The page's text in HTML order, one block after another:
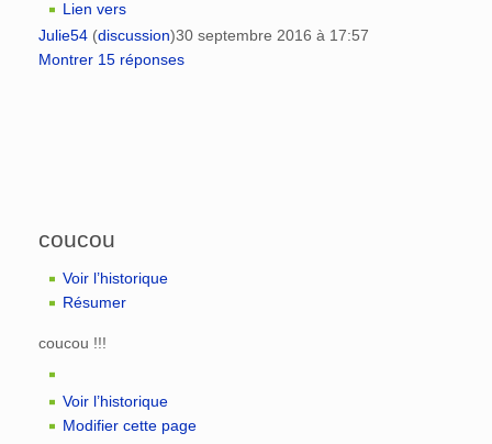
Lien vers
Julie54 (discussion)30 septembre 2016 à 17:57
Montrer 15 réponses
coucou
Voir l’historique
Résumer
coucou !!!
Voir l’historique
Modifier cette page